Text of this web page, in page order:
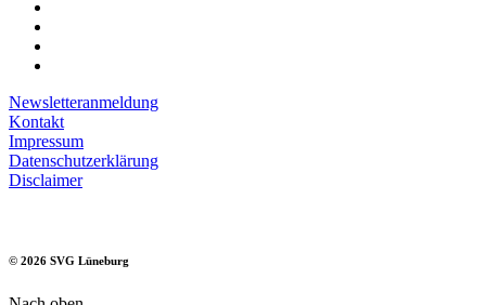
Newsletteranmeldung
Kontakt
Impressum
Datenschutzerklärung
Disclaimer
© 2026 SVG Lüneburg